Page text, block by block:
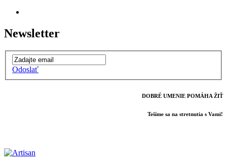
Newsletter
Odoslať
DOBRÉ UMENIE POMÁHA ŽIŤ
Tešíme sa na stretnutia s Vami!